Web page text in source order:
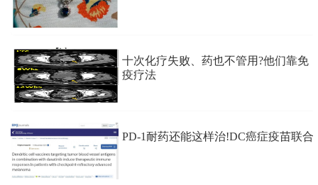
十次化疗失败、药也不管用?他们靠免
疫疗法
PD-1耐药还能这样治!DC癌症疫苗联合